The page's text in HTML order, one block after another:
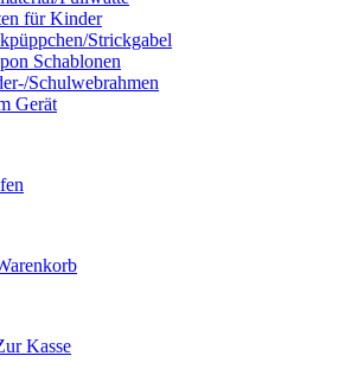
für Kinder
Strickgabel
Schablonen
Schulwebrahmen
Gerät
Kasse